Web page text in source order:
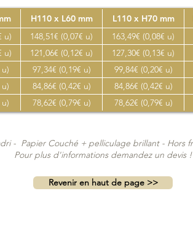
H110 x L60 mm L110 x H70 mm
u) 148,51€ (0,07€ u) 163,49€ (0,08€ u)
u) 121,06€ (0,12€ u) 127,30€ (0,13€ u)
97,34€ (0,19€ u) 99,84€ (0,20€ u)
84,86€ (0,42€ u) 84,86€ (0,42€ u)
78,62€ (0,79€ u) 78,62€ (0,79€ u)
- Papier Couché + pelliculage brillant - Hors
Pour plus d'informations demandez un devis !
Revenir en haut de page >>